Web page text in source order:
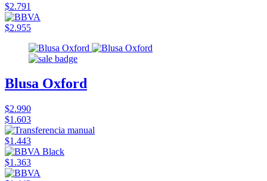
$2.791
$2.955
Blusa Oxford
$2.990
$1.603
$1.443
$1.363